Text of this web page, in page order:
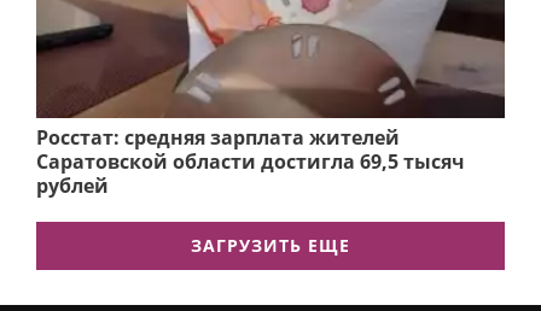
Росстат: средняя зарплата жителей
Саратовской области достигла 69,5 тысяч
рублей
ЗАГРУЗИТЬ ЕЩЕ